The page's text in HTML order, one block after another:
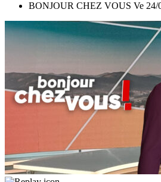
BONJOUR CHEZ VOUS Ve 24/